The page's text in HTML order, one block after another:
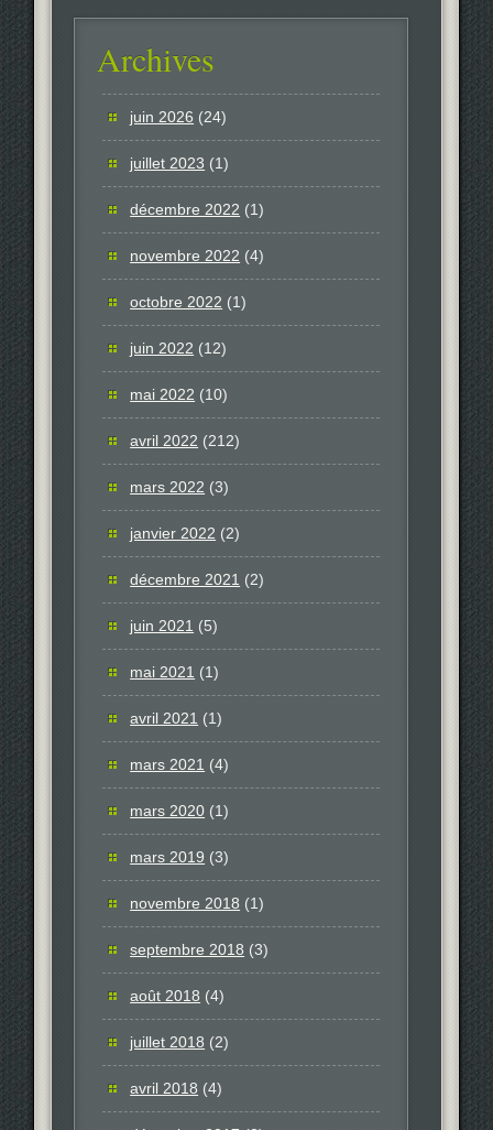
Archives
juin 2026 (24)
juillet 2023 (1)
décembre 2022 (1)
novembre 2022 (4)
octobre 2022 (1)
juin 2022 (12)
mai 2022 (10)
avril 2022 (212)
mars 2022 (3)
janvier 2022 (2)
décembre 2021 (2)
juin 2021 (5)
mai 2021 (1)
avril 2021 (1)
mars 2021 (4)
mars 2020 (1)
mars 2019 (3)
novembre 2018 (1)
septembre 2018 (3)
août 2018 (4)
juillet 2018 (2)
avril 2018 (4)